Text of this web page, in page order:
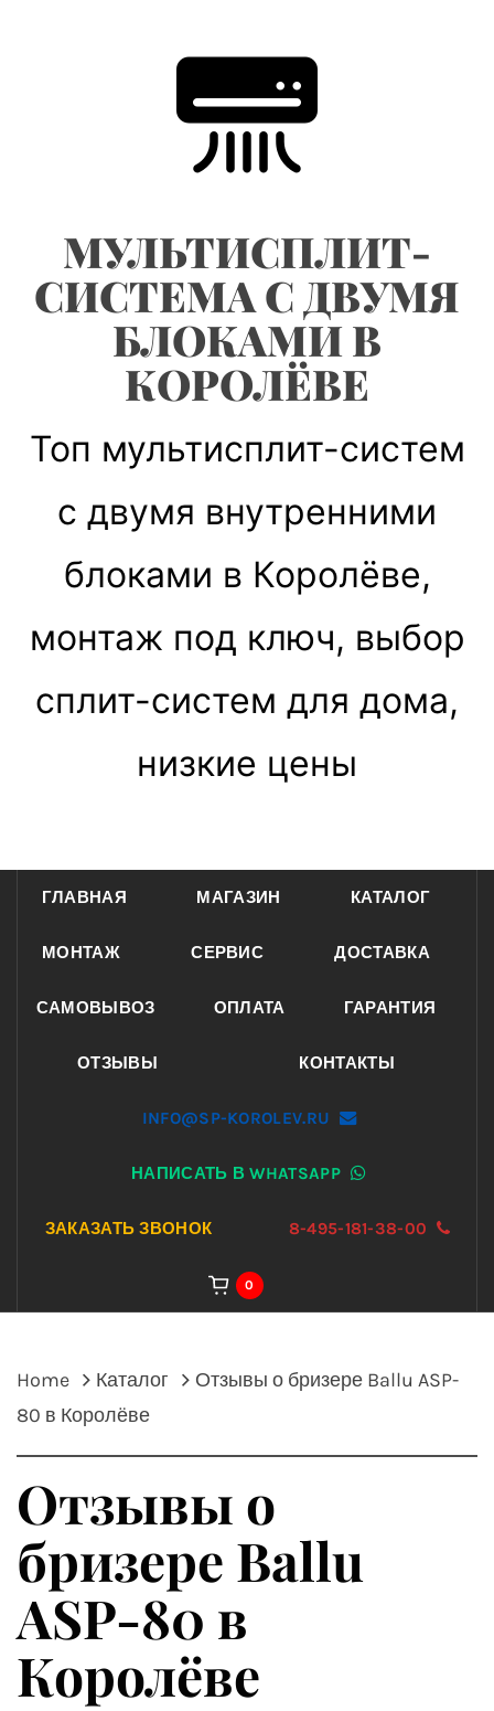
МУЛЬТИСПЛИТ-
СИСТЕМА С ДВУМЯ
БЛОКАМИ В
КОРОЛЁВЕ
Топ мультисплит-систем
с двумя внутренними
блоками в Королёве,
монтаж под ключ, выбор
сплит-систем для дома,
низкие цены
ГЛАВНАЯ МАГАЗИН КАТАЛОГ
МОНТАЖ СЕРВИС ДОСТАВКА
САМОВЫВОЗ ОПЛАТА ГАРАНТИЯ
ОТЗЫВЫ КОНТАКТЫ
INFO@SP-KOROLEV.RU
НАПИСАТЬ В WHATSAPP
ЗАКАЗАТЬ ЗВОНОК 8-495-181-38-00
0
Home Каталог
Отзывы о бризере Ballu ASP-
80 в Королёве
Отзывы о
бризере Ballu
ASP-80 в
Королёве